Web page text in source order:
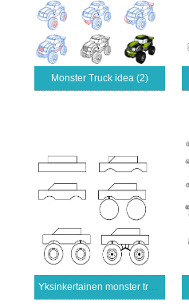
Monster Truck idea (2)
Yksinkertainen monster truck (1)